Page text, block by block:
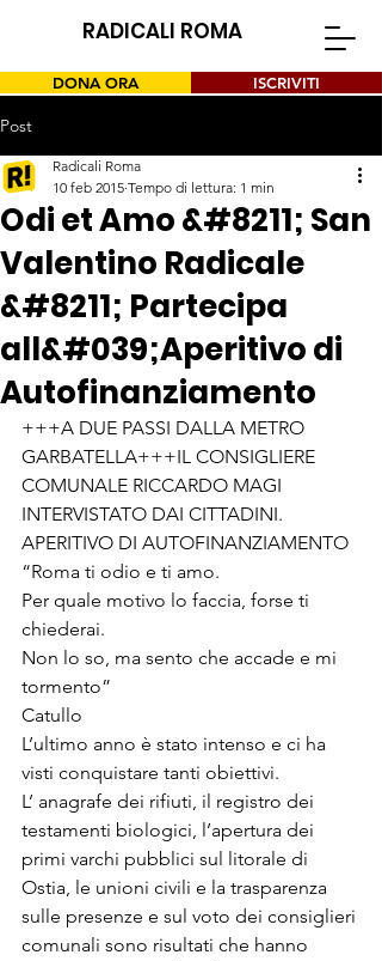
RADICALI ROMA
DONA ORA ISCRIVITI
Post
Odi et Amo &#8211; San
Valentino Radicale
&#8211; Partecipa
all&#039;Aperitivo di
Autofinanziamento
Radicali Roma
10 feb 2015 Tempo di lettura: 1 min
+++A DUE PASSI DALLA METRO
GARBATELLA+++IL CONSIGLIERE
COMUNALE RICCARDO MAGI
INTERVISTATO DAI CITTADINI.
APERITIVO DI AUTOFINANZIAMENTO
“Roma ti odio e ti amo.
Per quale motivo lo faccia, forse ti
chiederai.
Non lo so, ma sento che accade e mi
tormento”
Catullo
L’ultimo anno è stato intenso e ci ha
visti conquistare tanti obiettivi.
L’ anagrafe dei rifiuti, il registro dei
testamenti biologici, l’apertura dei
primi varchi pubblici sul litorale di
Ostia, le unioni civili e la trasparenza
sulle presenze e sul voto dei consiglieri
comunali sono risultati che hanno